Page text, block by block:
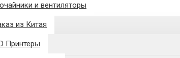
и вентиляторы
из Китая
Принтеры